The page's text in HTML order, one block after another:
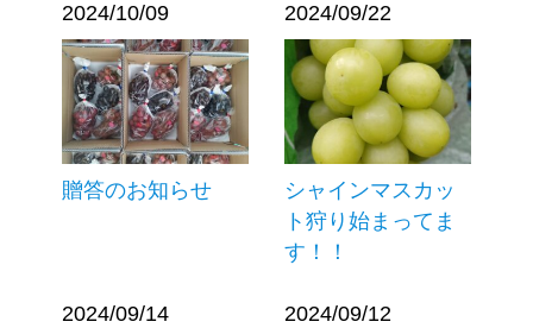
2024/10/09
贈答のお知らせ
2024/09/22
シャインマスカッ
ト狩り始まってま
す！！
2024/09/14 2024/09/12